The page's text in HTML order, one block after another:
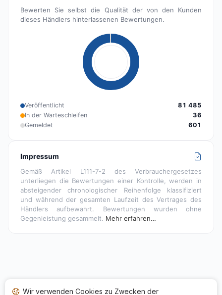
Bewerten Sie selbst die Qualität der von den Kunden
dieses Händlers hinterlassenen Bewertungen.
Veröffentlicht
81 485
In der Warteschleifen
36
Gemeldet
601
Impressum
Gemäß Artikel L111-7-2 des Verbrauchergesetzes
unterliegen die Bewertungen einer Kontrolle, werden in
absteigender chronologischer Reihenfolge klassifiziert
und während der gesamten Laufzeit des Vertrages des
Händlers aufbewahrt. Bewertungen wurden ohne
Gegenleistung gesammelt. Mehr erfahren…
Wir verwenden Cookies zu Zwecken der